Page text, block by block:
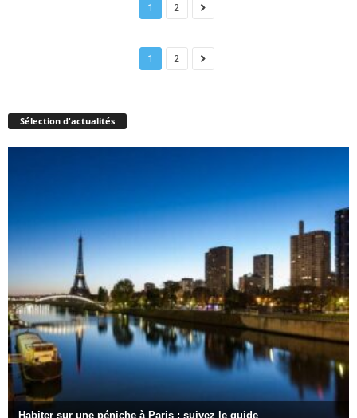
1 2
1 2
Sélection d'actualités